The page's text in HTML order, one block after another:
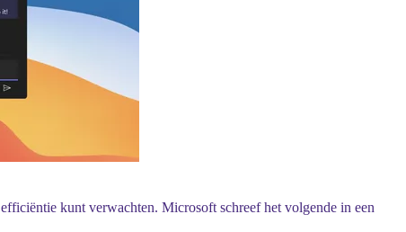
kunt verwachten. Microsoft schreef het volgende in een